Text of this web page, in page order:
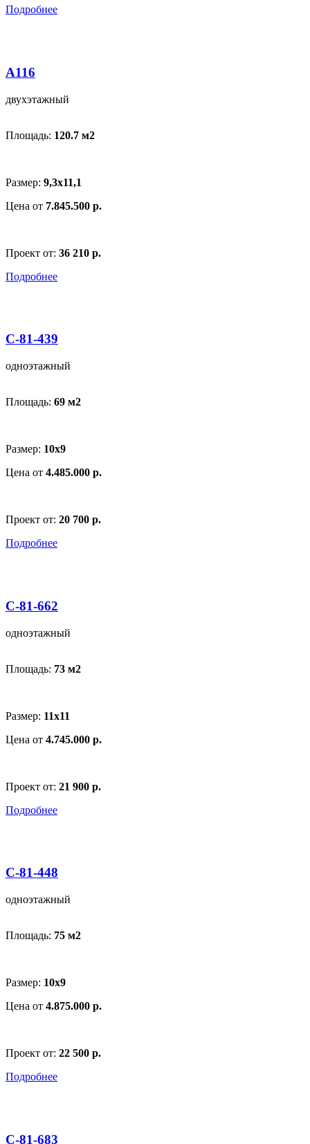
Подробнее
A116
двухэтажный
Площадь: 120.7 м2
Размер: 9,3x11,1
Цена от 7.845.500 р.
Проект от: 36 210 р.
Подробнее
С-81-439
одноэтажный
Площадь: 69 м2
Размер: 10х9
Цена от 4.485.000 р.
Проект от: 20 700 р.
Подробнее
С-81-662
одноэтажный
Площадь: 73 м2
Размер: 11x11
Цена от 4.745.000 р.
Проект от: 21 900 р.
Подробнее
С-81-448
одноэтажный
Площадь: 75 м2
Размер: 10х9
Цена от 4.875.000 р.
Проект от: 22 500 р.
Подробнее
С-81-683